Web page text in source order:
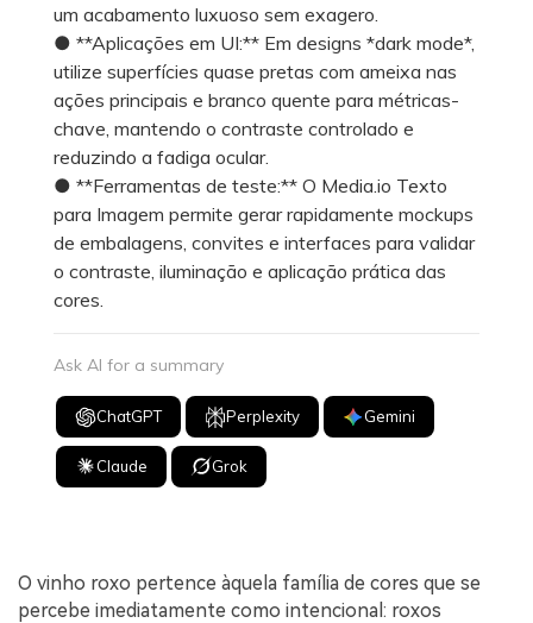
um acabamento luxuoso sem exagero.
● **Aplicações em UI:** Em designs *dark mode*,
utilize superfícies quase pretas com ameixa nas
ações principais e branco quente para métricas-
chave, mantendo o contraste controlado e
reduzindo a fadiga ocular.
● **Ferramentas de teste:** O Media.io Texto
para Imagem permite gerar rapidamente mockups
de embalagens, convites e interfaces para validar
o contraste, iluminação e aplicação prática das
cores.
Ask AI for a summary
ChatGPT Perplexity Gemini
Claude Grok
O vinho roxo pertence àquela família de cores que se
percebe imediatamente como intencional: roxos